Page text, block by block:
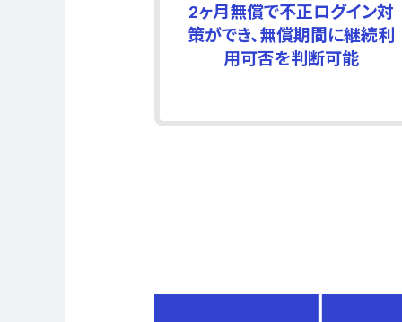
2ヶ月無償で不正ログイン対
策ができ、無償期間に継続利
用可否を判断可能